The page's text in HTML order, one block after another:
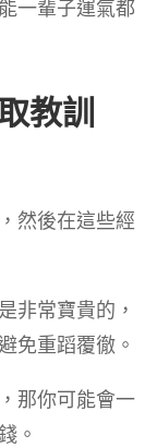
一輩子運氣都
教訓
然後在這些經
非常寶貴的，
免重蹈覆徹。
那你可能會一
。